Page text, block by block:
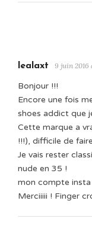
lealaxt 9 juin 2016
Bonjour !!!
Encore une fois
shoes addict que
Cette marque a
!!!), difficile de
Je vais rester
nude en 35 !
mon compte insta
Merciiiii ! Finger